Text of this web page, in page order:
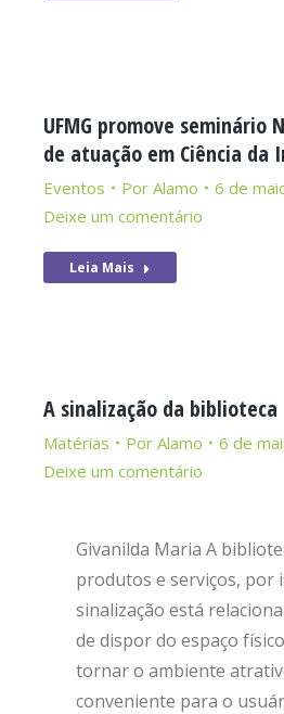
UFMG promove seminário
de atuação em Ciência da
Eventos Por Alamo
6 de
Deixe um comentário
Leia Mais
A sinalização da biblioteca
Matérias Por Alamo
6 de
Deixe um comentário
Givanilda Maria A
produtos e serviços, por
sinalização está
de dispor do espaço
tornar o ambiente
conveniente para o